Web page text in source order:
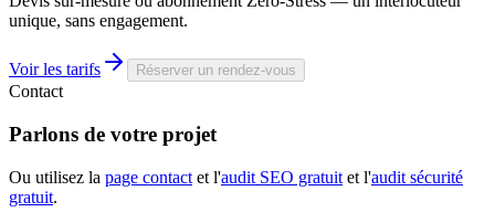
unique, sans engagement.
Voir les tarifs Réserver un rendez-vous
Contact
Parlons de votre projet
Ou utilisez la page contact et l'audit SEO gratuit et l'audit sécurité
gratuit.